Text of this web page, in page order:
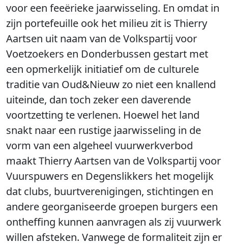
voor een feeërieke jaarwisseling. En omdat in
zijn portefeuille ook het milieu zit is Thierry
Aartsen uit naam van de Volkspartij voor
Voetzoekers en Donderbussen gestart met
een opmerkelijk initiatief om de culturele
traditie van Oud&Nieuw zo niet een knallend
uiteinde, dan toch zeker een daverende
voortzetting te verlenen. Hoewel het land
snakt naar een rustige jaarwisseling in de
vorm van een algeheel vuurwerkverbod
maakt Thierry Aartsen van de Volkspartij voor
Vuurspuwers en Degenslikkers het mogelijk
dat clubs, buurtverenigingen, stichtingen en
andere georganiseerde groepen burgers een
ontheffing kunnen aanvragen als zij vuurwerk
willen afsteken. Vanwege de formaliteit zijn er